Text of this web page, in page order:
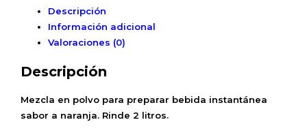
Descripción
Información adicional
Valoraciones (0)
Descripción
Mezcla en polvo para preparar bebida instantánea
sabor a naranja. Rinde 2 litros.